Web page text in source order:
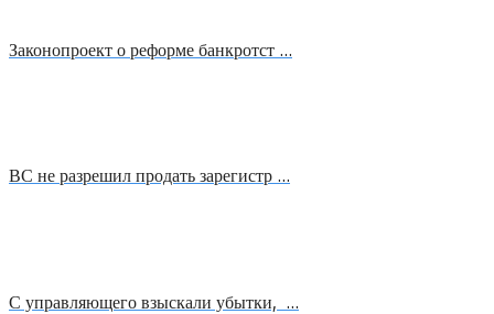
Законопроект о реформе банкротст …
ВС не разрешил продать зарегистр …
С управляющего взыскали убытки, …